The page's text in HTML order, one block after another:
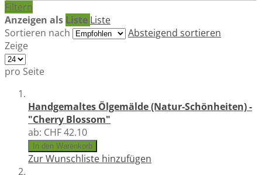
Filtern
Anzeigen als Liste Liste
Sortieren nach
Absteigend sortieren
Zeige
pro Seite
Handgemaltes Ölgemälde (Natur-Schönheiten) -
"Cherry Blossom"
ab: CHF 42.10
In den Warenkorb
Zur Wunschliste hinzufügen